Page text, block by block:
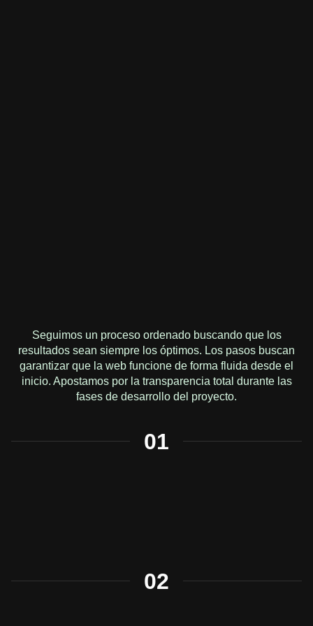
Seguimos un proceso ordenado buscando que los
resultados sean siempre los óptimos. Los pasos buscan
garantizar que la web funcione de forma fluida desde el
inicio. Apostamos por la transparencia total durante las
fases de desarrollo del proyecto.
01
02